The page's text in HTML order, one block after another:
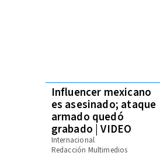
Influencer mexicano
es asesinado; ataque
armado quedó
grabado | VIDEO
Internacional
Redacción Multimedios